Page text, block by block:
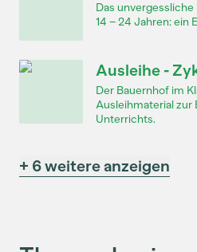
Das
14 – 24 Jahren: ein
Ausleihe -
Der Bauernhof im
Ausleihmaterial zur
Unterrichts.
+ 6 weitere anzeigen